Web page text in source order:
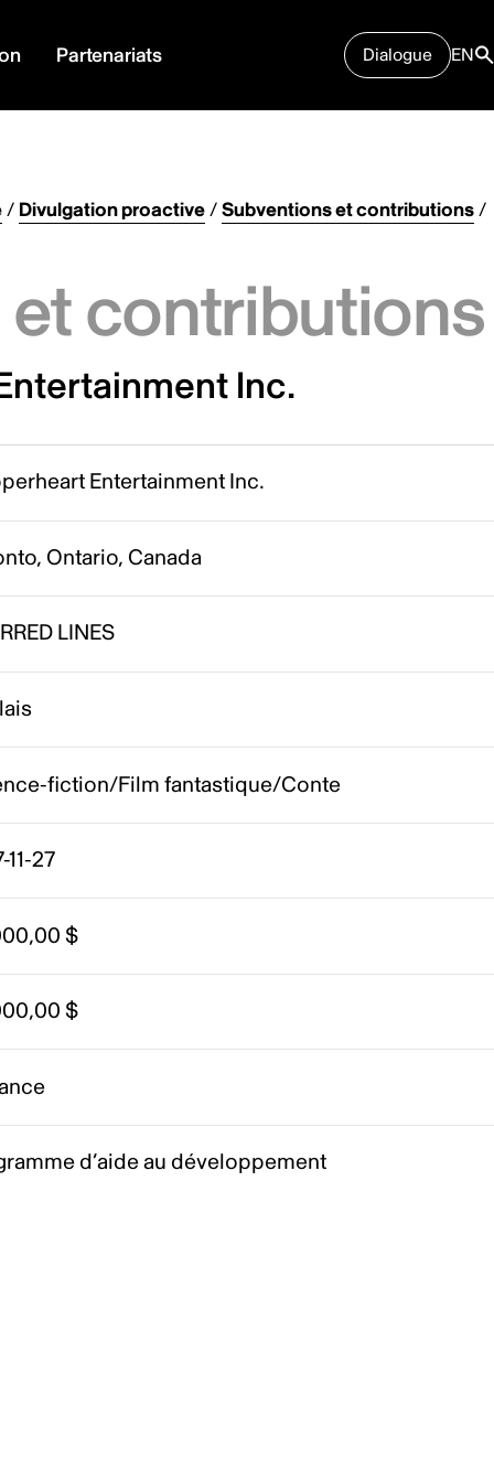
Partenariats Dialogue EN
/ Divulgation proactive/Subventions et contributions/
contributions
Inc.
Entertainment Inc.
Ontario, Canada
LINES
fiction/Film fantastique/Conte
11-27
$
$
d’aide au développement